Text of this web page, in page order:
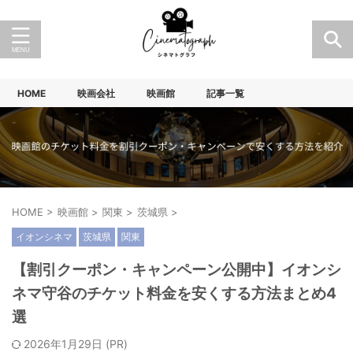
HOME 映画会社 映画館 記事一覧
HOME > 映画館 > 関東 > 茨城県 >
イオンシネマ 茨城県 関東
【割引クーポン・キャンペーン公開中】イオンシ
ネマ守谷のチケット料金を安くする方法まとめ4
選
2026年1月29日